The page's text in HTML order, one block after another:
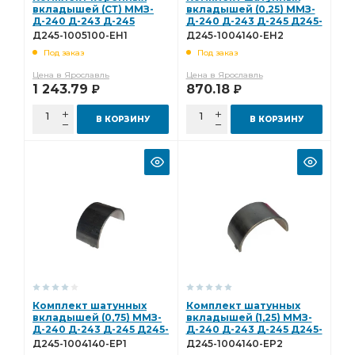
полукольцо упорного
полукольцо упорного подшипника
Комплект шатунных вкладышей 0,50
шатунных вкладышей 0,50 вкладышей 1,50
ТУРБОКОМ ТКР-9-12 снят с пр-ва
Комплект коренных вкладышей 1,25
коренных вкладышей 1,00 Домкрат гидравлический
Домкрат гидравлический бутылочные
Домкрат гидравлический бутылочные "БелАК"
гидравлический бутылочные "БелАК"
бутылочные "БелАК" Диск сцепления
вкладышей (СТ) ММЗ-
Д-240 Д-243 Д-245
(А23.01-81.037 А23.01-
(Дайдо)
Д245-1005100-ЕН1
Под заказ
Цена в Ярославль
1 243.79 Р
В КОРЗИНУ
вкладышей (0,25) ММЗ-
Д-240 Д-243 Д-245 Д245-
1004140-ЕН2 (Дайдо)
Д245-1004140-ЕН2
Под заказ
Цена в Ярославль
870.18 Р
В КОРЗИНУ
Комплект шатунных
вкладышей (0,75) ММЗ-
Д-240 Д-243 Д-245 Д245-
1004140-ЕР1 (Дайдо)
Д245-1004140-ЕР1
Комплект шатунных
вкладышей (1,25) ММЗ-
Д-240 Д-243 Д-245 Д245-
1004140-ЕР2 (Дайдо)
Д245-1004140-ЕР2